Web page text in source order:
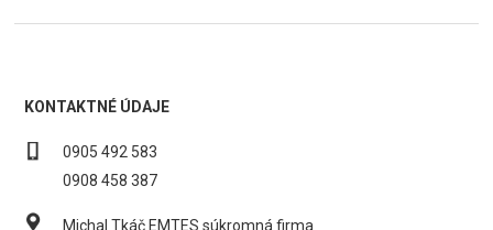
KONTAKTNÉ ÚDAJE
0905 492 583
0908 458 387
Michal Tkáč EMTES súkromná firma